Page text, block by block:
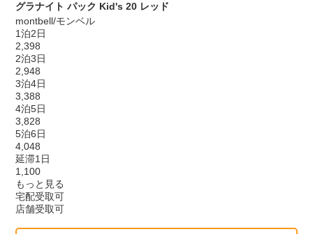
グラナイト パック Kid's 20 レッド
montbell/モンベル
1泊2日
2,398
2泊3日
2,948
3泊4日
3,388
4泊5日
3,828
5泊6日
4,048
延滞1日
1,100
もっと見る
宅配受取可
店舗受取可